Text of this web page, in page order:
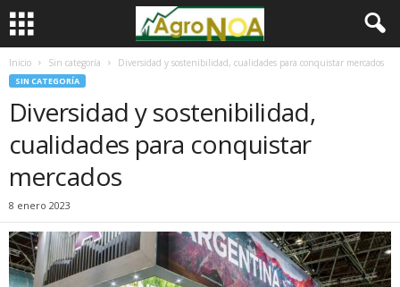
Inicio Sin categoría Diversidad y sostenibilidad, cualidades para conquistar mercados
SIN CATEGORÍA
Diversidad y sostenibilidad,
cualidades para conquistar
mercados
8 enero 2023